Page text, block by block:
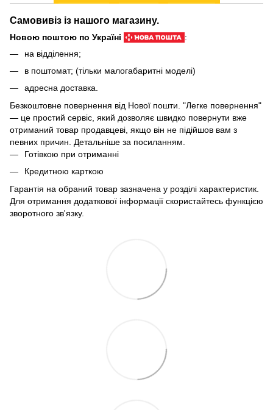
Самовивіз із нашого магазину.
Новою поштою по Україні
:
на відділення;
в поштомат; (тільки малогабаритні моделі)
адресна доставка.
Безкоштовне повернення від Нової пошти. "Легке повернення"
— це простий сервіс, який дозволяє швидко повернути вже
отриманий товар продавцеві, якщо він не підійшов вам з
певних причин. Детальніше за посиланням
Готівкою при отриманні
Кредитною карткою
Гарантія на обраний товар зазначена у розділі характеристик.
Для отримання додаткової інформації скористайтесь функцією
зворотного зв'язку.